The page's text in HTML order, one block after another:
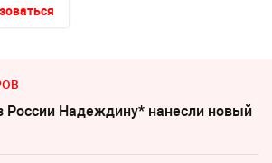
Надеждину* нанесли новый